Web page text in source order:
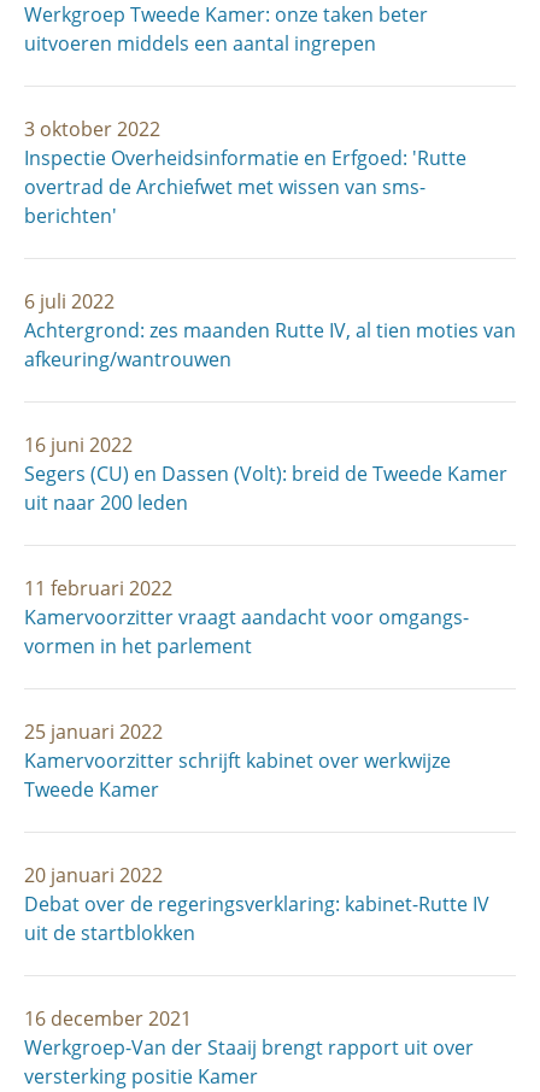
Werkgroep Tweede Kamer: onze taken beter
uitvoeren middels een aantal ingrepen
3 oktober 2022
Inspectie Overheidsinformatie en Erfgoed: 'Rutte
overtrad de Archiefwet met wissen van sms-
berichten'
6 juli 2022
Achtergrond: zes maanden Rutte IV, al tien moties van
afkeuring/­wantrouwen
16 juni 2022
Segers (CU) en Dassen (Volt): breid de Tweede Kamer
uit naar 200 leden
11 februari 2022
Kamervoorzitter vraagt aandacht voor omgangs­
vormen in het parlement
25 januari 2022
Kamervoorzitter schrijft kabinet over werkwijze
Tweede Kamer
20 januari 2022
Debat over de regeringsverklaring: kabinet-Rutte IV
uit de startblokken
16 december 2021
Werkgroep-Van der Staaij brengt rapport uit over
versterking positie Kamer